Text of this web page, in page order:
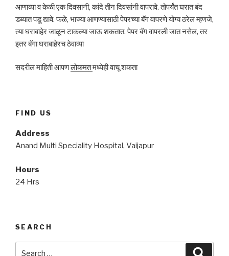
आणाव्या व केळी एक दिवसानी, कांदे तीन दिवसांनी वापरावे. तोपर्यंत घरात बंद
डब्यात पडू द्यावे. फळे, भाज्या आणण्यासाठी पेपरच्या बॅग वापरणे योग्य ठरेल म्हणजे,
त्या घराबाहेर जाळून टाकल्या जाऊ शकतात. पेपर बॅग वापरली जात नसेल, तर
इतर बॅगा घराबाहेरच ठेवाव्या
सदरील माहिती आपणलोकमतमध्येही वाचू शकता
FIND US
Address
Anand Multi Speciality Hospital, Vaijapur
Hours
24 Hrs
SEARCH